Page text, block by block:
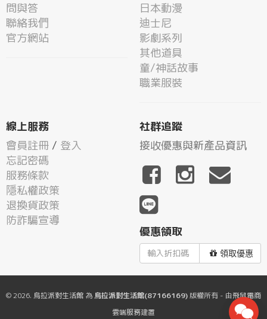
問與答
聯絡我們
官方網站
日本動漫
迪士尼
影劇系列
其他道具
童/神話故事
職業服裝
線上服務
會員註冊 / 登入
忘記密碼
服務條款
隱私權政策
退換貨政策
防詐騙宣導
社群追蹤
接收優惠與新產品資訊
優惠領取
領取優惠
© 2026. 烏拉派對生活館 為 烏拉派對生活館(87166169)版權所有 - 由飛鼠電商
雲端服務建置